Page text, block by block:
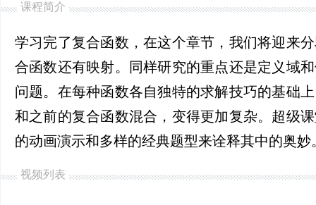
课程简介
学习完了复合函数，在这个章节，我们将迎来
合函数还有映射。同样研究的重点还是定义域
问题。在每种函数各自独特的求解技巧的基础
和之前的复合函数混合，变得更加复杂。超级
的动画演示和多样的经典题型来诠释其中的奥妙
视频列表